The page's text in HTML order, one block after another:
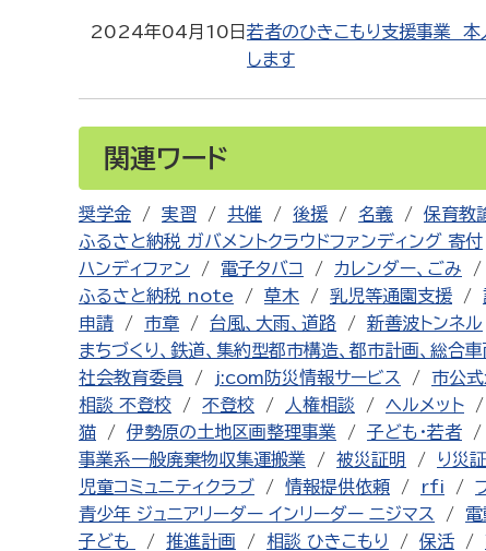
2024年04月10日 若者のひきこもり支援事業 本
します
関連ワード
奨学金 実習 共催 後援 名義 保育教
ふるさと納税 ガバメントクラウドファンディング 寄付
ハンディファン
電子タバコ カレンダー、ごみ
ふるさと納税 note
草木 乳児等通園支援
申請
市章 台風、大雨、道路 新善波トンネル
まちづくり、鉄道、集約型都市構造、都市計画、総合車
社会教育委員
j:com防災情報サービス 市公
相談 不登校
不登校 人権相談 ヘルメット
猫
伊勢原の土地区画整理事業 子ども・若者
事業系一般廃棄物収集運搬業
被災証明 り災
児童コミュニティクラブ
情報提供依頼 rfi
青少年 ジュニアリーダー インリーダー ニジマス
電
子ども
推進計画 相談 ひきこもり 保活